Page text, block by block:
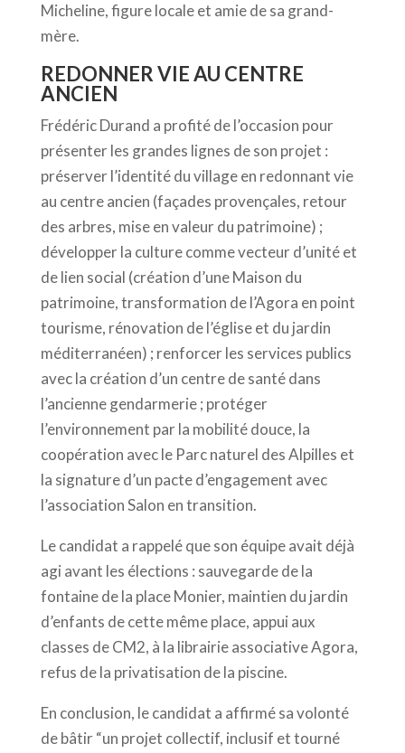
Micheline, figure locale et amie de sa grand-
mère.
REDONNER VIE AU CENTRE
ANCIEN
Frédéric Durand a profité de l’occasion pour
présenter les grandes lignes de son projet :
préserver l’identité du village en redonnant vie
au centre ancien (façades provençales, retour
des arbres, mise en valeur du patrimoine) ;
développer la culture comme vecteur d’unité et
de lien social (création d’une Maison du
patrimoine, transformation de l’Agora en point
tourisme, rénovation de l’église et du jardin
méditerranéen) ; renforcer les services publics
avec la création d’un centre de santé dans
l’ancienne gendarmerie ; protéger
l’environnement par la mobilité douce, la
coopération avec le Parc naturel des Alpilles et
la signature d’un pacte d’engagement avec
l’association Salon en transition.
Le candidat a rappelé que son équipe avait déjà
agi avant les élections : sauvegarde de la
fontaine de la place Monier, maintien du jardin
d’enfants de cette même place, appui aux
classes de CM2, à la librairie associative Agora,
refus de la privatisation de la piscine.
En conclusion, le candidat a affirmé sa volonté
de bâtir “un projet collectif, inclusif et tourné